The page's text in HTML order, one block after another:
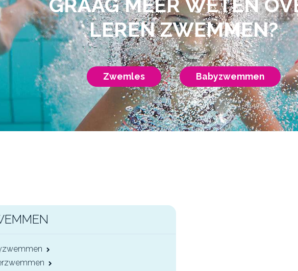
GRAAG MEER WETEN
LEREN ZWEMMEN?
Zwemles Babyzwemmen